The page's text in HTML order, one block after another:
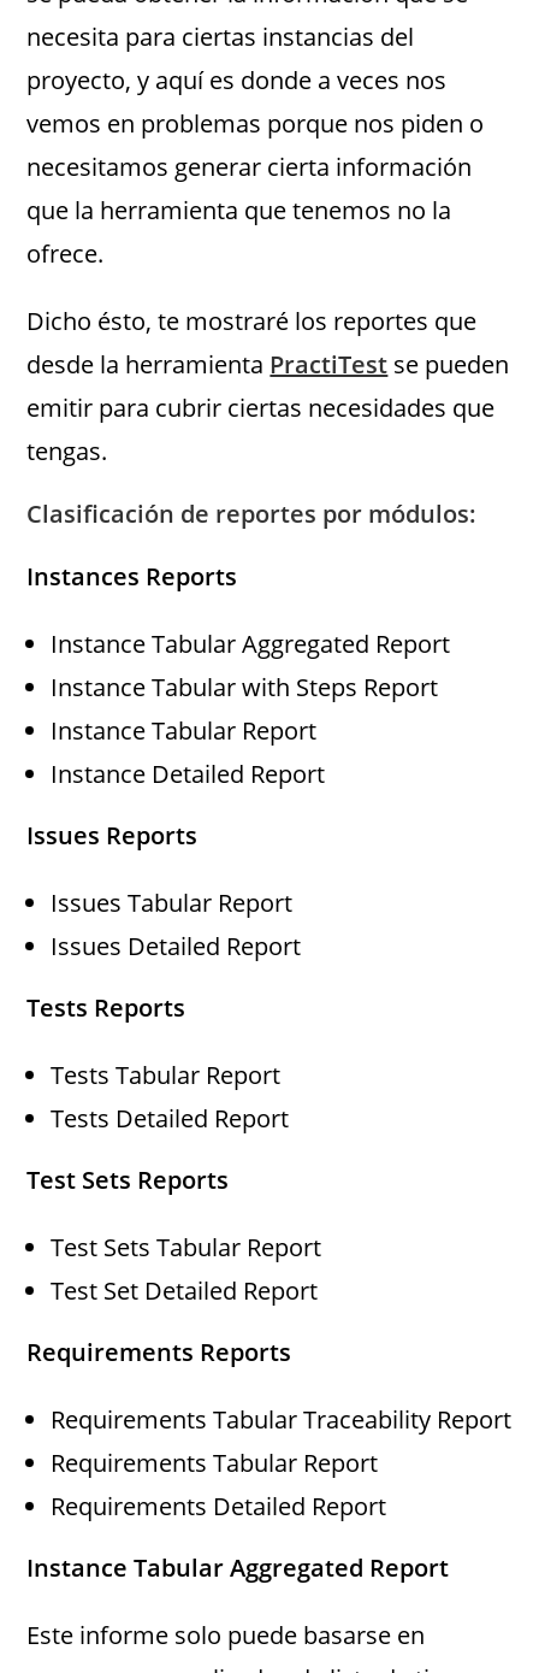
necesita para ciertas instancias del
proyecto, y aquí es donde a veces nos
vemos en problemas porque nos piden o
necesitamos generar cierta información
que la herramienta que tenemos no la
ofrece.
Dicho ésto, te mostraré los reportes que
desde la herramienta PractiTest se pueden
emitir para cubrir ciertas necesidades que
tengas.
Clasificación de reportes por módulos:
Instances Reports
Instance Tabular Aggregated Report
Instance Tabular with Steps Report
Instance Tabular Report
Instance Detailed Report
Issues Reports
Issues Tabular Report
Issues Detailed Report
Tests Reports
Tests Tabular Report
Tests Detailed Report
Test Sets Reports
Test Sets Tabular Report
Test Set Detailed Report
Requirements Reports
Requirements Tabular Traceability Report
Requirements Tabular Report
Requirements Detailed Report
Instance Tabular Aggregated Report
Este informe solo puede basarse en